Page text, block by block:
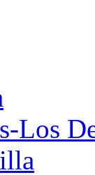
Los